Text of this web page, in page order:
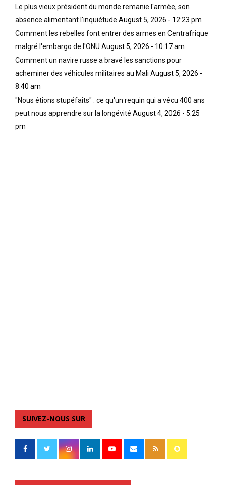
Le plus vieux président du monde remanie l'armée, son
absence alimentant l'inquiétude August 5, 2026 - 12:23 pm
Comment les rebelles font entrer des armes en Centrafrique
malgré l'embargo de l'ONU August 5, 2026 - 10:17 am
Comment un navire russe a bravé les sanctions pour
acheminer des véhicules militaires au Mali August 5, 2026 -
8:40 am
"Nous étions stupéfaits" : ce qu'un requin qui a vécu 400 ans
peut nous apprendre sur la longévité August 4, 2026 - 5:25
pm
SUIVEZ-NOUS SUR